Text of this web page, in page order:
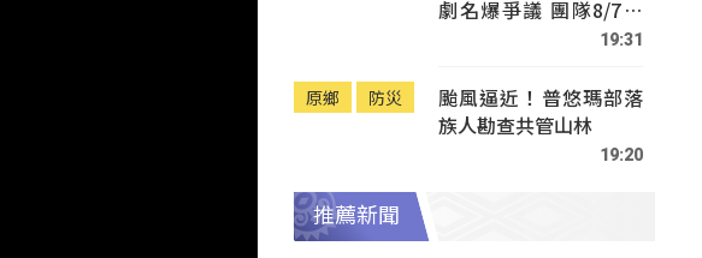
劇名爆爭議 團隊8/7赴
19:31
原鄉 防災
颱風逼近！普悠瑪部落
族人勘查共管山林
19:20
推薦新聞